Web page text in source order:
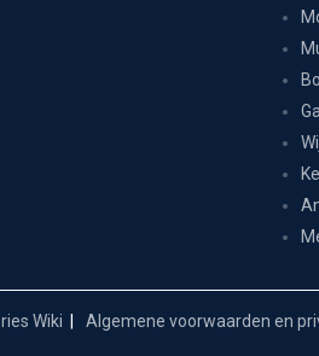
Wiki Algemene voorwaarden en